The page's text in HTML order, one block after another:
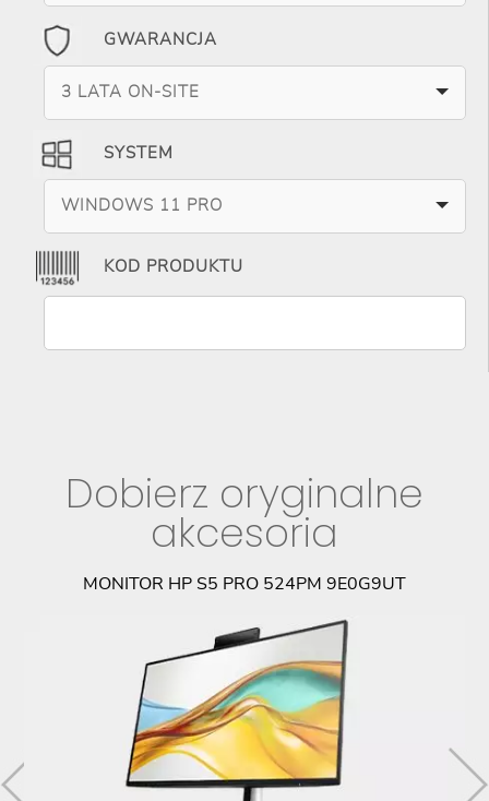
GWARANCJA
3 LATA ON-SITE
SYSTEM
WINDOWS 11 PRO
KOD PRODUKTU
Dobierz oryginalne
akcesoria
MONITOR HP S5 PRO 524PM 9E0G9UT